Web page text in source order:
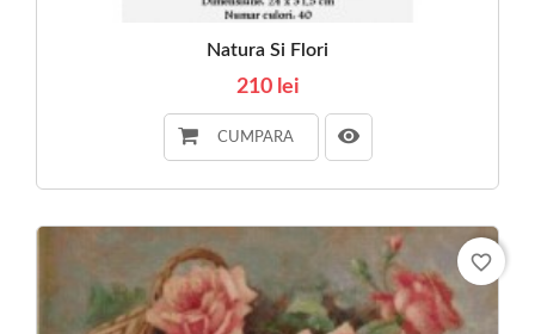
Natura Si Flori
210 lei
CUMPARA
favorite_border